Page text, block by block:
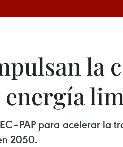
la
para acelerar la
2050.